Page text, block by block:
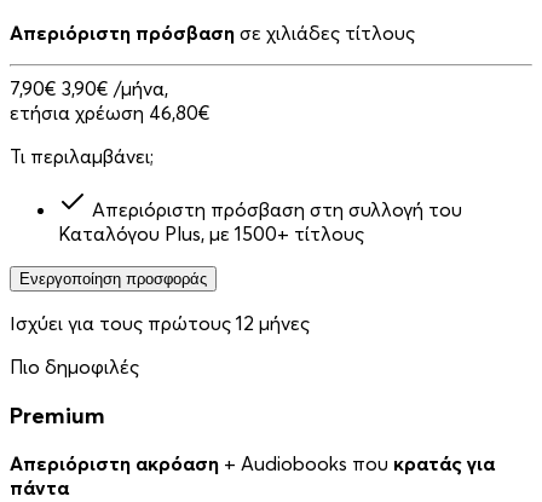
Απεριόριστη πρόσβαση σε χιλιάδες τίτλους
7,90€ 3,90€ /μήνα,
ετήσια χρέωση 46,80€
Τι περιλαμβάνει;
Απεριόριστη πρόσβαση στη συλλογή του
Καταλόγου Plus, με 1500+ τίτλους
Ενεργοποίηση προσφοράς
Ισχύει για τους πρώτους 12 μήνες
Πιο δημοφιλές
Premium
Απεριόριστη ακρόαση + Audiobooks που κρατάς για
πάντα